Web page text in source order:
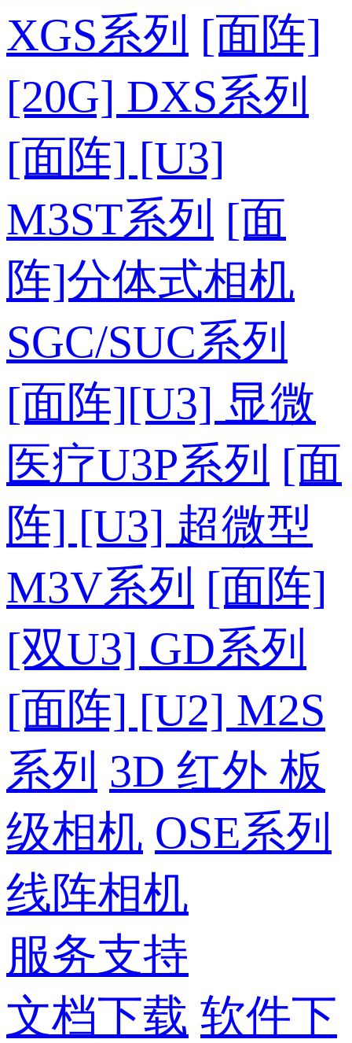
XGS系列 [面阵]
[20G] DXS系列
[面阵] [U3]
M3ST系列 [面
阵]分体式相机
SGC/SUC系列
[面阵][U3] 显微
医疗U3P系列 [面
阵] [U3] 超微型
M3V系列 [面阵]
[双U3] GD系列
[面阵] [U2] M2S
系列 3D 红外 板
级相机 OSE系列
线阵相机
服务支持
文档下载 软件下